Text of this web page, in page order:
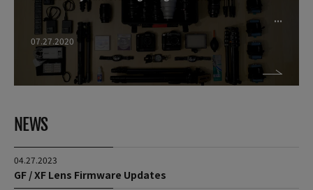
07.27.2020
NEWS
04.27.2023
GF / XF Lens Firmware Updates